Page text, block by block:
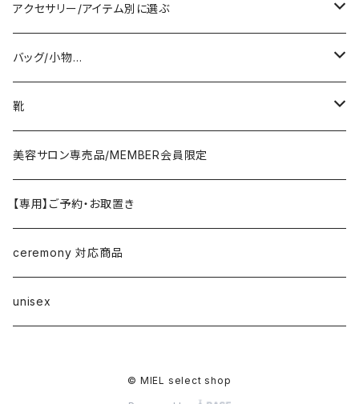
PASSIONE/cafune
ヤマトドレス／dolly-sean／DONEEYU／他
lovint
RISLEY
CHIGNON／YENN／Mewl
LEMELANGE／ESPEYRAC
anana
outer
coat/down
jacket/blouson
tops
knit/sweat/parker
T-shirt/cutsew
bottom
denim
pants
one-piece/salopette
inner/underwear
アクセサリー/アイテム別に選ぶ
pierce/earring/ear cuff
necklace/top
ring
bracelet/anklet
hair accessory
corsage/broach
バッグ/小物…
bag
stol・muffler・scarf
belt
hat・cap
arm cover
靴
sandal
sneaker
loafer／flat shoes
pumps・mule
美容サロン専売品/MEMBER会員限定
【専用】ご予約・お取置き
ceremony 対応商品
unisex
© MIEL select shop